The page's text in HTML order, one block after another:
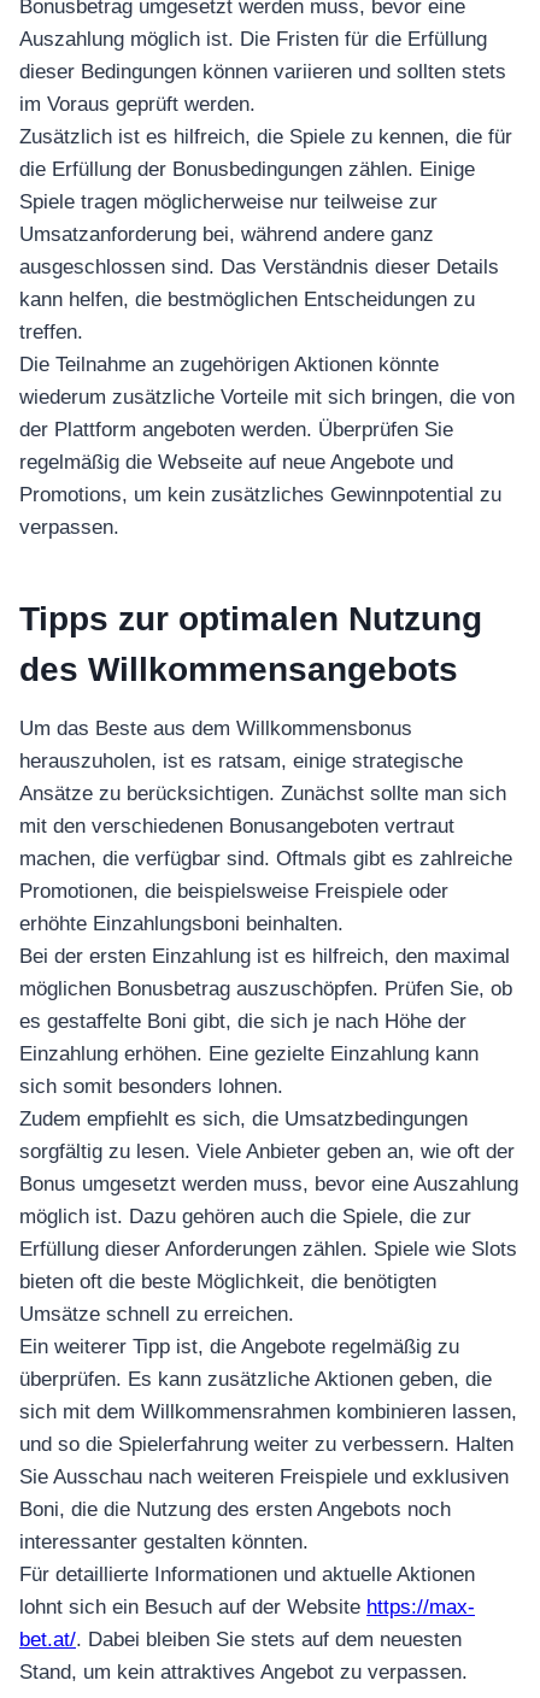
อุปกรณ์เพื่อความบันเทิง
หูฟัง
โทรทัศน์
สินค้าตามแบรนด์
Bonusbetrag umgesetzt werden muss, bevor eine
Auszahlung möglich ist. Die Fristen für die Erfüllung
dieser Bedingungen können variieren und sollten stets
im Voraus geprüft werden.
Zusätzlich ist es hilfreich, die Spiele zu kennen, die für
die Erfüllung der Bonusbedingungen zählen. Einige
Spiele tragen möglicherweise nur teilweise zur
Umsatzanforderung bei, während andere ganz
ausgeschlossen sind. Das Verständnis dieser Details
kann helfen, die bestmöglichen Entscheidungen zu
treffen.
Die Teilnahme an zugehörigen Aktionen könnte
wiederum zusätzliche Vorteile mit sich bringen, die von
der Plattform angeboten werden. Überprüfen Sie
regelmäßig die Webseite auf neue Angebote und
Promotions, um kein zusätzliches Gewinnpotential zu
verpassen.
Tipps zur optimalen Nutzung
des Willkommensangebots
Um das Beste aus dem Willkommensbonus
herauszuholen, ist es ratsam, einige strategische
Ansätze zu berücksichtigen. Zunächst sollte man sich
mit den verschiedenen Bonusangeboten vertraut
machen, die verfügbar sind. Oftmals gibt es zahlreiche
Promotionen, die beispielsweise Freispiele oder
erhöhte Einzahlungsboni beinhalten.
Bei der ersten Einzahlung ist es hilfreich, den maximal
möglichen Bonusbetrag auszuschöpfen. Prüfen Sie, ob
es gestaffelte Boni gibt, die sich je nach Höhe der
Einzahlung erhöhen. Eine gezielte Einzahlung kann
sich somit besonders lohnen.
Zudem empfiehlt es sich, die Umsatzbedingungen
sorgfältig zu lesen. Viele Anbieter geben an, wie oft der
Bonus umgesetzt werden muss, bevor eine Auszahlung
möglich ist. Dazu gehören auch die Spiele, die zur
Erfüllung dieser Anforderungen zählen. Spiele wie Slots
bieten oft die beste Möglichkeit, die benötigten
Umsätze schnell zu erreichen.
Ein weiterer Tipp ist, die Angebote regelmäßig zu
überprüfen. Es kann zusätzliche Aktionen geben, die
sich mit dem Willkommensrahmen kombinieren lassen,
und so die Spielerfahrung weiter zu verbessern. Halten
Sie Ausschau nach weiteren Freispiele und exklusiven
Boni, die die Nutzung des ersten Angebots noch
interessanter gestalten könnten.
Für detaillierte Informationen und aktuelle Aktionen
lohnt sich ein Besuch auf der Website https://max-
bet.at/. Dabei bleiben Sie stets auf dem neuesten
Stand, um kein attraktives Angebot zu verpassen.